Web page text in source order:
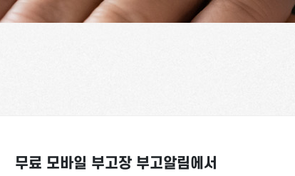
무료 모바일 부고장 부고알림에서